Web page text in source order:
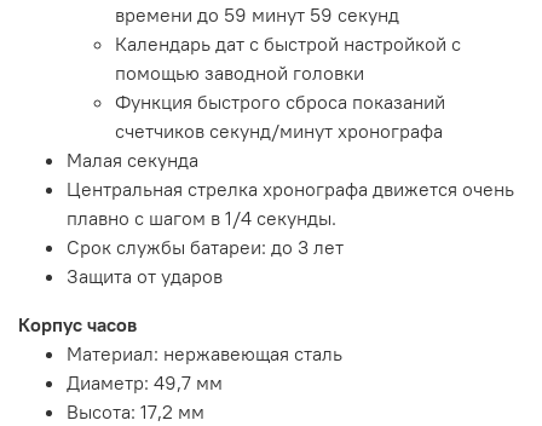
времени до 59 минут 59 секунд
Календарь дат с быстрой настройкой с
помощью заводной головки
Функция быстрого сброса показаний
счетчиков секунд/минут хронографа
Малая секунда
Центральная стрелка хронографа движется очень
плавно с шагом в 1/4 секунды.
Срок службы батареи: до 3 лет
Защита от ударов
Корпус часов
Материал: нержавеющая сталь
Диаметр: 49,7 мм
Высота: 17,2 мм